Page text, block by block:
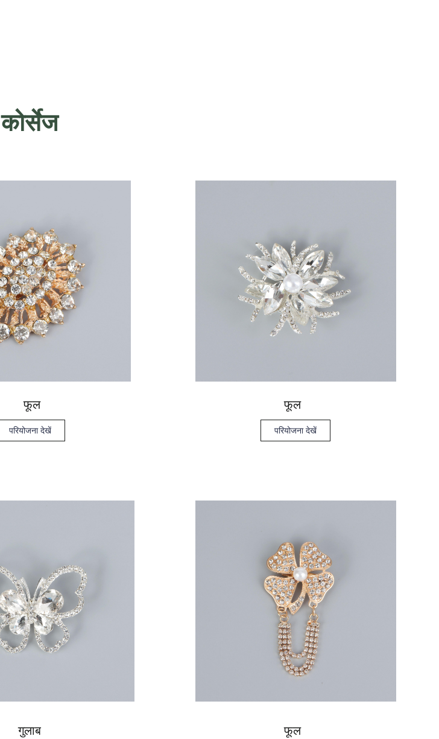
फूल फूल
परियोजना देखें परियोजना देखें
गुलाब फूल
कोर्सेज